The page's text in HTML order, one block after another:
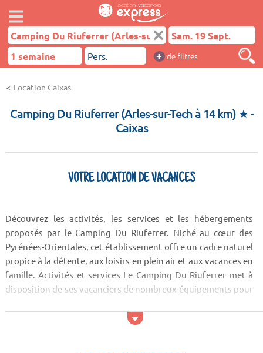
+ de filtres
Location Caixas
Camping Du Riuferrer (Arles-sur-Tech à 14 km) ★-
Caixas
VOTRE LOCATION DE VACANCES
Découvrez les activités, les services et les hébergements
proposés par le Camping Du Riuferrer. Niché au cœur des
Pyrénées-Orientales, cet établissement offre un cadre naturel
propice à la détente, aux loisirs en plein air et aux vacances en
famille. Activités et services Le Camping Du Riuferrer met à
disposition de ses vacanciers de nombreux équipements pour